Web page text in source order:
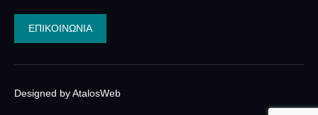
ΕΠΙΚΟΙΝΩΝΙΑ
Designed by AtalosWeb